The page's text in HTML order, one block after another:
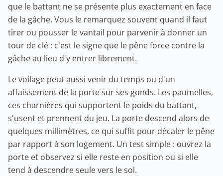
que le battant ne se présente plus exactement en face
de la gâche. Vous le remarquez souvent quand il faut
tirer ou pousser le vantail pour parvenir à donner un
tour de clé : c'est le signe que le pêne force contre la
gâche au lieu d'y entrer librement.
Le voilage peut aussi venir du temps ou d'un
affaissement de la porte sur ses gonds. Les paumelles,
ces charnières qui supportent le poids du battant,
s'usent et prennent du jeu. La porte descend alors de
quelques millimètres, ce qui suffit pour décaler le pêne
par rapport à son logement. Un test simple : ouvrez la
porte et observez si elle reste en position ou si elle
tend à descendre seule vers le sol.